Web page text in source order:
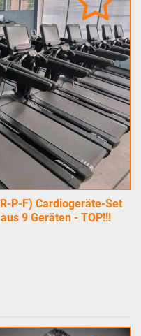
P-F) Cardiogeräte-Set
9 Geräten - TOP!!!